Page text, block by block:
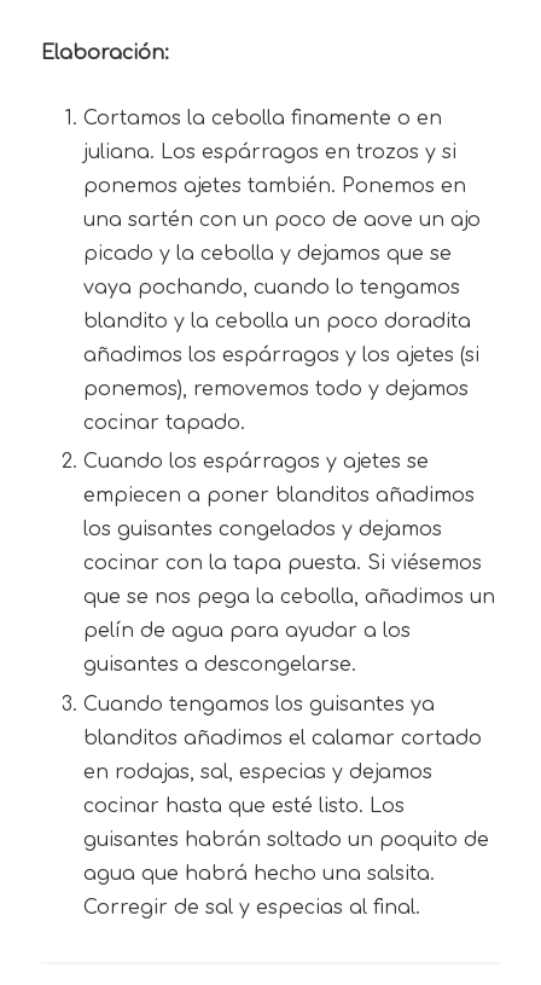
Elaboración:
Cortamos la cebolla finamente o en
juliana. Los espárragos en trozos y si
ponemos ajetes también. Ponemos en
una sartén con un poco de aove un ajo
picado y la cebolla y dejamos que se
vaya pochando, cuando lo tengamos
blandito y la cebolla un poco doradita
añadimos los espárragos y los ajetes (si
ponemos), removemos todo y dejamos
cocinar tapado.
Cuando los espárragos y ajetes se
empiecen a poner blanditos añadimos
los guisantes congelados y dejamos
cocinar con la tapa puesta. Si viésemos
que se nos pega la cebolla, añadimos un
pelín de agua para ayudar a los
guisantes a descongelarse.
Cuando tengamos los guisantes ya
blanditos añadimos el calamar cortado
en rodajas, sal, especias y dejamos
cocinar hasta que esté listo. Los
guisantes habrán soltado un poquito de
agua que habrá hecho una salsita.
Corregir de sal y especias al final.